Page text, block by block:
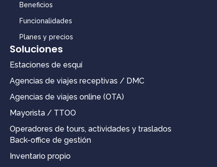
Beneficios
Funcionalidades
Planes y precios
Soluciones
Estaciones de esquí
Agencias de viajes receptivas / DMC
Agencias de viajes online (OTA)
Mayorista / TTOO
Operadores de tours, actividades y traslados
Back-office de gestión
Inventario propio